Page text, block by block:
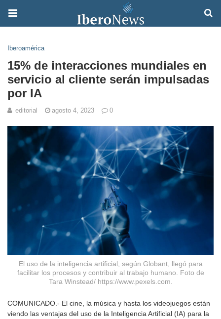
Iberoamérica
15% de interacciones mundiales en
servicio al cliente serán impulsadas
por IA
editorial agosto 4, 2023 0
El uso de la inteligencia artificial, según Globant, llegó para
facilitar los procesos y contribuir al trabajo humano. Foto de
Tara Winstead/ https://www.pexels.com.
COMUNICADO.- El cine, la música y hasta los videojuegos están
viendo las ventajas del uso de la Inteligencia Artificial (IA) para la